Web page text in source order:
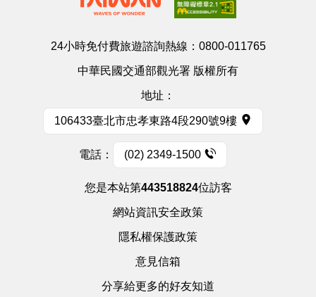
24小時免付費旅遊諮詢熱線： 0800-011765
中華民國交通部觀光署 版權所有
地址：
106433臺北市忠孝東路4段290號9樓
電話： (02) 2349-1500
您是本站第443518824位訪客
網站資訊安全政策
隱私權保護政策
意見信箱
分享給更多的好友知道